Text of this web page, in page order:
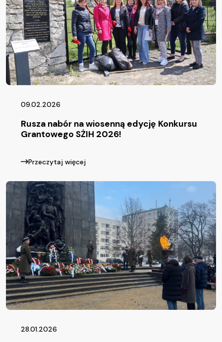
09.02.2026
Rusza nabór na wiosenną edycję Konkursu
Grantowego SŻIH 2026!
Przeczytaj więcej
28.01.2026